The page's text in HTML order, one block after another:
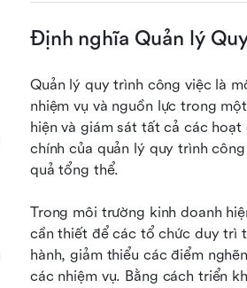
Định nghĩa Quản lý
Quản lý quy trình công việc là
nhiệm vụ và nguồn lực trong
hiện và giám sát tất cả các
chính của quản lý quy trình
quả tổng thể.
Trong môi trường kinh doanh
cần thiết để các tổ chức duy trì
hành, giảm thiểu các điểm
các nhiệm vụ. Bằng cách triển